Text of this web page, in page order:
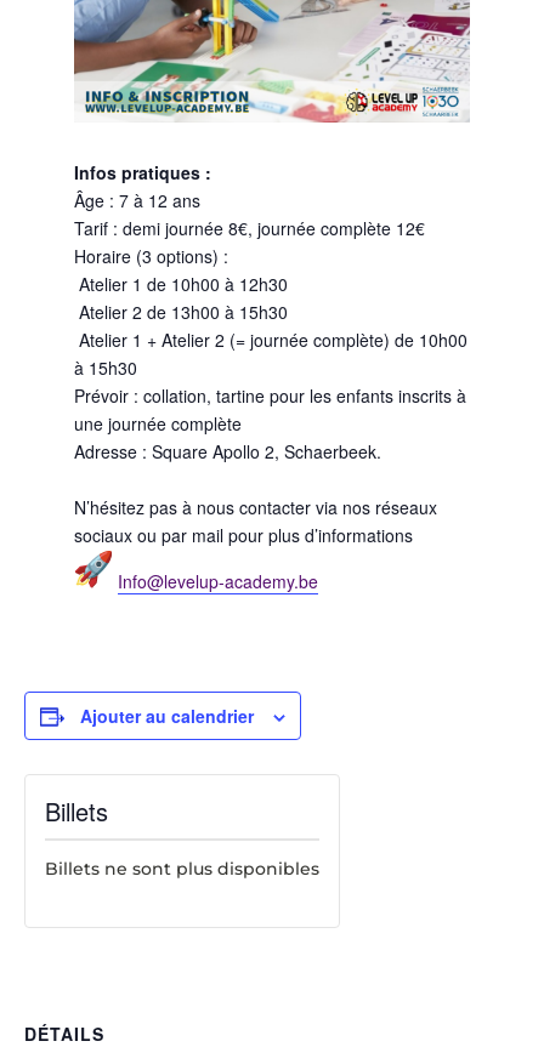
Infos pratiques :
Âge : 7 à 12 ans
Tarif : demi journée 8€, journée complète 12€
Horaire (3 options) :
Atelier 1 de 10h00 à 12h30
Atelier 2 de 13h00 à 15h30
Atelier 1 + Atelier 2 (= journée complète) de 10h00
à 15h30
Prévoir : collation, tartine pour les enfants inscrits à
une journée complète
Adresse : Square Apollo 2, Schaerbeek.
N’hésitez pas à nous contacter via nos réseaux
sociaux ou par mail pour plus d’informations
Info@levelup-academy.be
Ajouter au calendrier
DÉTAILS
Billets
Billets ne sont plus disponibles